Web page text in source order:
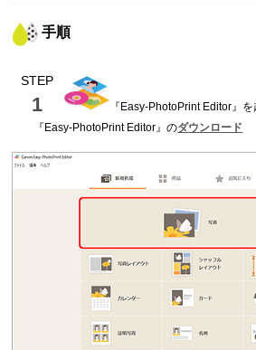
手順
STEP
1 『 Easy-PhotoPrint Editor』
『 Easy-PhotoPrint Editor』のダウンロード